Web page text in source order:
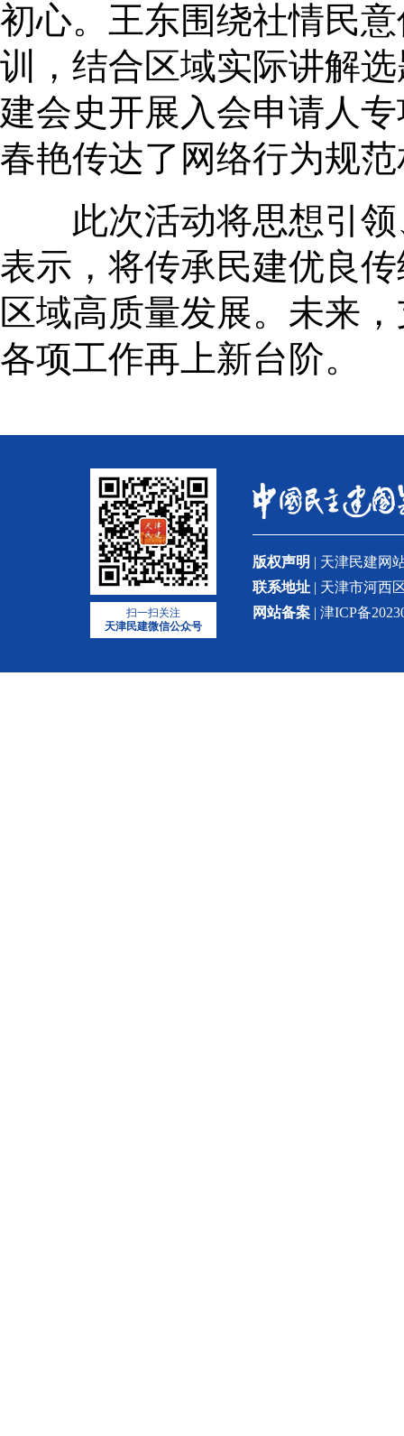
初心。王东围绕社情民
训，结合区域实际讲解
建会史开展入会申请人
春艳传达了网络行为规
此次活动将思想引领
表示，将传承民建优良
区域高质量发展。未来
各项工作再上新台阶。
扫一扫关注
天津民建微信公众号
版权声明 | 天津民建网
联系地址 | 天津市河西
网站备案 | 津ICP备